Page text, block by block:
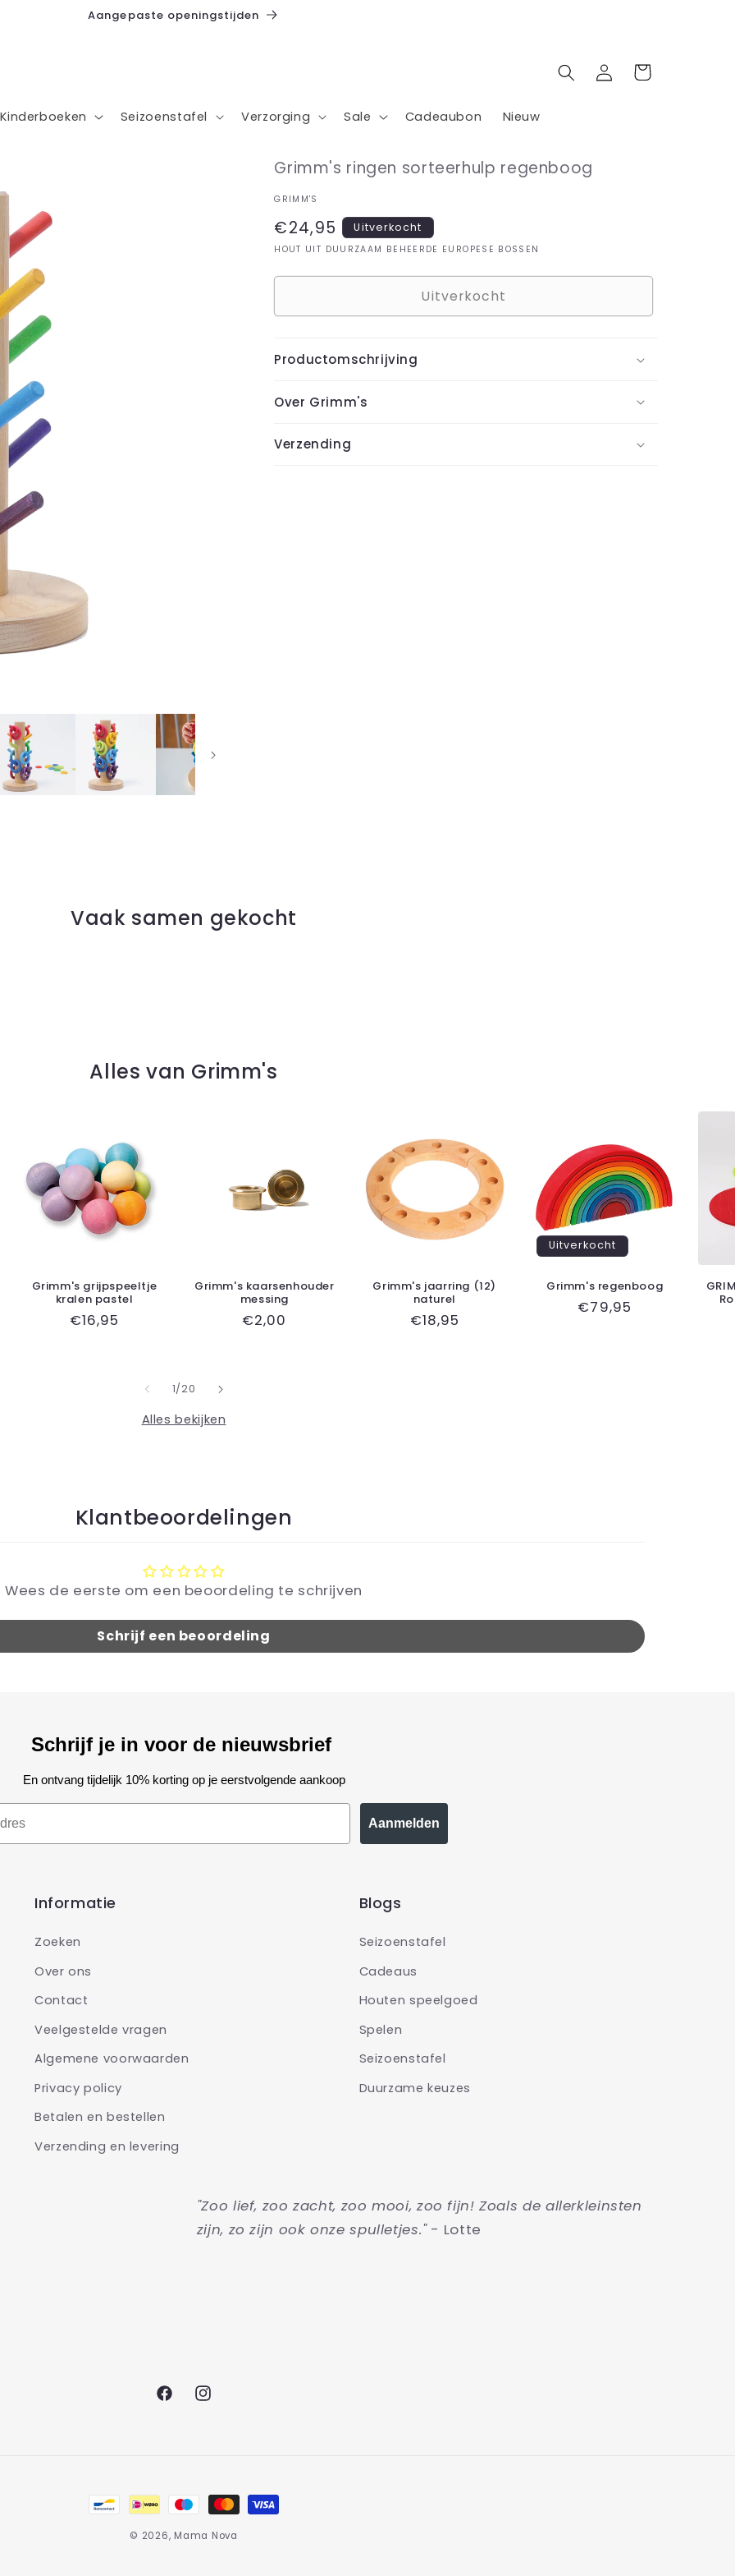
Aangepaste openingstijden
Kinderboeken Seizoenstafel Verzorging Sale Cadeaubon Nieuw
Inloggen
Winkelwagen
Grimm's ringen sorteerhulp regenboog
GRIMM'S
Normale
prijs
€24,95 Uitverkocht
HOUT UIT DUURZAAM BEHEERDE EUROPESE BOSSEN
Uitverkocht
Productomschrijving
Over Grimm's
Verzending
Vaak samen gekocht
Alles van Grimm's
Grimm's grijpspeeltje
kralen pastel
Normale
€16,95
Grimm's kaarsenhouder
messing
Normale
€2,00
Grimm's jaarring (12)
naturel
Normale
€18,95
Uitverkocht
Grimm's regenboog
Normale
€79,95
1/ van
20
Alles bekijken
Klantbeoordelingen
Wees de eerste om een beoordeling te schrijven
Schrijf een beoordeling
Schrijf je in voor de nieuwsbrief
En ontvang tijdelijk 10% korting op je eerstvolgende aankoop
Aanmelden
Informatie
Zoeken
Over ons
Contact
Veelgestelde vragen
Algemene voorwaarden
Privacy policy
Betalen en bestellen
Verzending en levering
Blogs
Seizoenstafel
Cadeaus
Houten speelgoed
Spelen
Seizoenstafel
Duurzame keuzes
"Zoo lief, zoo zacht, zoo mooi, zoo fijn! Zoals de allerkleinsten
zijn, zo zijn ook onze spulletjes."- Lotte
FacebookInstagram
Betaalmethoden
© 2026, Mama Nova